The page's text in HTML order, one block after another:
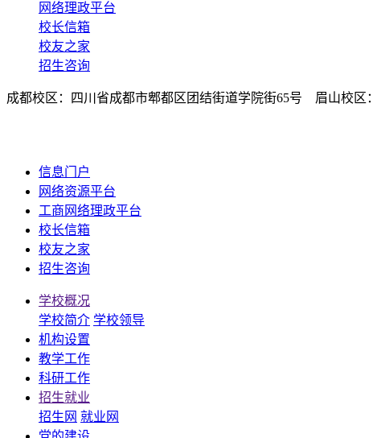
网络理政平台
校长信箱
校友之家
招生咨询
成都校区：四川省成都市郫都区团结街道学院街65号 眉山校区
信息门户
网络资源平台
工商网络理政平台
校长信箱
校友之家
招生咨询
学校概况
学校简介 学校领导
机构设置
教学工作
科研工作
招生就业
招生网 就业网